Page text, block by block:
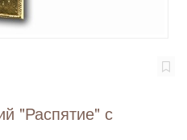
"Распятие" с